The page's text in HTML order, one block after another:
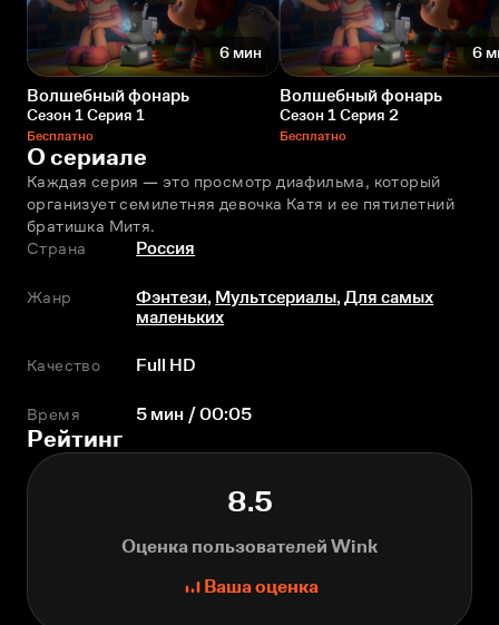
6 мин
Волшебный фонарь
Сезон 1 Серия 1
Бесплатно
6
Волшебный фонарь
Сезон 1 Серия 2
Бесплатно
О сериале
Каждая серия — это просмотр диафильма, который
организует семилетняя девочка Катя и ее пятилетний
братишка Митя.
Страна
Россия
Жанр Фэнтези, Мультсериалы,Для самых
маленьких
Качество Full HD
Время 5 мин / 00:05
Рейтинг
8.5
Оценка пользователей Wink
Ваша оценка